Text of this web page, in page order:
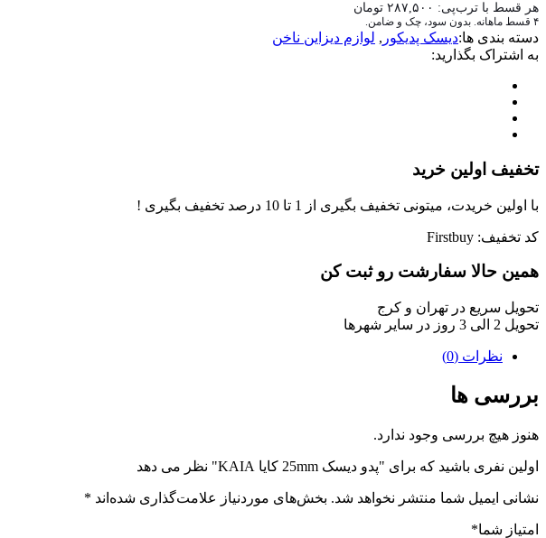
هر قسط با ترب‌پی: ۲۸۷,۵۰۰ تومان
۴ قسط ماهانه. بدون سود، چک و ضامن.
دسته بندی ها:دیسک پدیکور , لوازم دیزاین ناخن
به اشتراک بگذارید:
تخفیف اولین خرید
با اولین خریدت، میتونی تخفیف بگیری از 1 تا 10 درصد تخفیف بگیری !
کد تخفیف: Firstbuy
همین حالا سفارشت رو ثبت کن
تحویل سریع در تهران و کرج
تحویل 2 الی 3 روز در سایر شهرها
نظرات (0)
بررسی ها
هنوز هیچ بررسی وجود ندارد.
اولین نفری باشید که برای "پدو دیسک 25mm کایا KAIA" نظر می دهد
نشانی ایمیل شما منتشر نخواهد شد. بخش‌های موردنیاز علامت‌گذاری شده‌اند *
امتیاز شما*